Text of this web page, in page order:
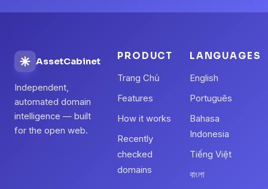
AssetCabinet
Independent,
automated domain
intelligence — built
for the open web.
PRODUCT
Trang Chủ
Features
How it works
Recently
checked
domains
LANGUAGES
English
Português
Bahasa
Indonesia
Tiếng Việt
বাংলা